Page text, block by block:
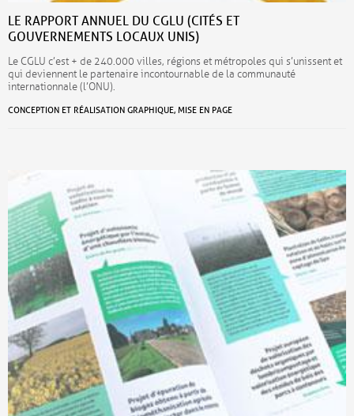
LE RAPPORT ANNUEL DU CGLU (CITÉS ET
GOUVERNEMENTS LOCAUX UNIS)
Le CGLU c’est + de 240.000 villes, régions et métropoles qui s’unissent et
qui deviennent le partenaire incontournable de la communauté
internationnale (l’ONU).
CONCEPTION ET RÉALISATION GRAPHIQUE, MISE EN PAGE